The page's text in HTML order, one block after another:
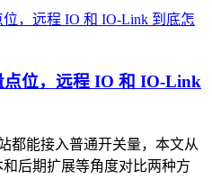
位，远程 IO 和 IO-Link
都能接入普通开关量，本文从
后期扩展等角度对比两种方